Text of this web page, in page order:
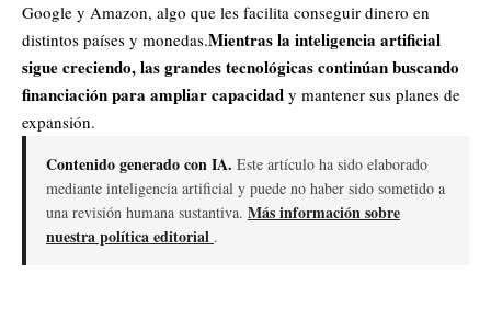
Google y Amazon, algo que les facilita conseguir dinero en
distintos países y monedas.Mientras la inteligencia artificial
sigue creciendo, las grandes tecnológicas continúan buscando
financiación para ampliar capacidad y mantener sus planes de
expansión.
Contenido generado con IA. Este artículo ha sido elaborado
mediante inteligencia artificial y puede no haber sido sometido a
una revisión humana sustantiva. Más información sobre
nuestra política editorial .